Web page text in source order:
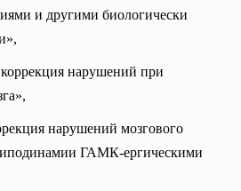
и другими биологически
нарушений при
нарушений мозгового
ГАМК-ергическими